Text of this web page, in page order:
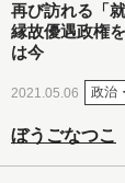
再び訪れる「
縁故優遇政権
は今
2021.05.06 政治
ぼうごなつこ